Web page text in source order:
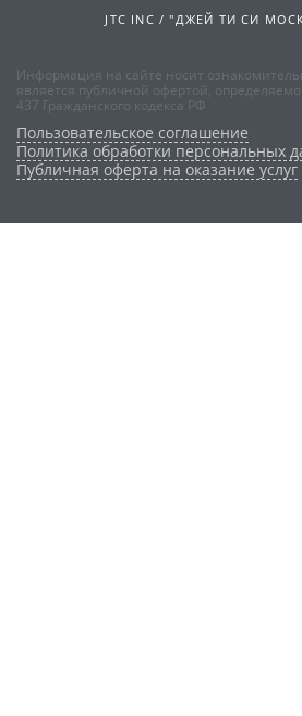
JTC INC / "ДЖЕЙ ТИ СИ
Информация на сайте носит
является публичной офертой,
437 Гражданского кодекса РФ
Пользовательское соглашение
Политика обработки персональных
Публичная оферта на оказание услуг